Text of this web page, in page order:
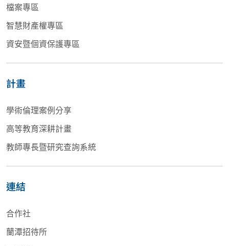
檔案專區
智慧財產權專區
資安暨個資保護專區
計畫
學術倫理案例分享
高等教育深耕計畫
教師專長暨研究查詢系統
連結
合作社
蘭潭招待所